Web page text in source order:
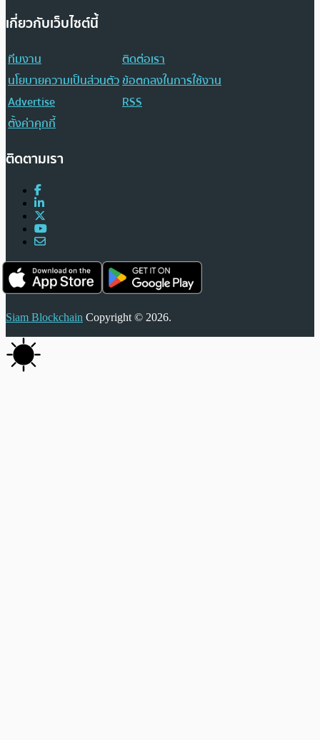
เกี่ยวกับเว็บไซต์นี้
ทีมงาน
ติดต่อเรา
นโยบายความเป็นส่วนตัวข้อตกลงในการใช้งาน
Advertise
RSS
ตั้งค่าคุกกี้
ติดตามเรา
Siam Blockchain Copyright © 2026.